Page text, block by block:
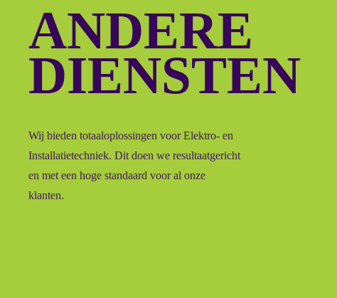
ANDERE
DIENSTEN
Wij bieden totaaloplossingen voor Elektro- en
Installatietechniek. Dit doen we resultaatgericht
en met een hoge standaard voor al onze
klanten.